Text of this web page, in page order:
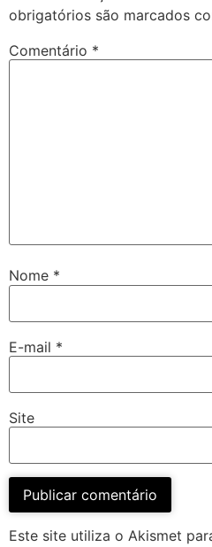
obrigatórios são marcados
Comentário *
Nome *
E-mail *
Site
Este site utiliza o Akismet